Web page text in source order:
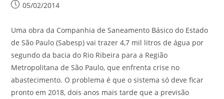
05/02/2014
Uma obra da Companhia de Saneamento Básico do Estado
de São Paulo (Sabesp) vai trazer 4,7 mil litros de água por
segundo da bacia do Rio Ribeira para a Região
Metropolitana de São Paulo, que enfrenta crise no
abastecimento. O problema é que o sistema só deve ficar
pronto em 2018, dois anos mais tarde que a previsão